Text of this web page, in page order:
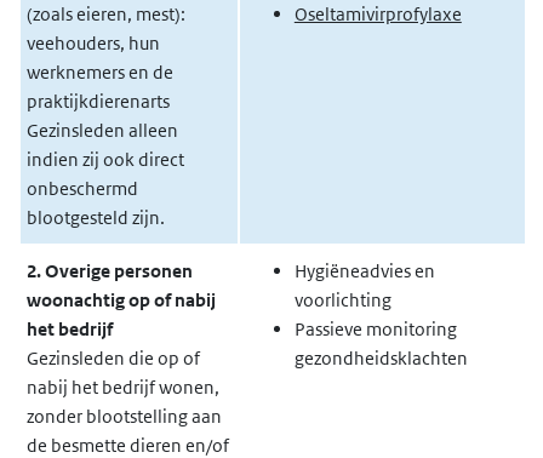
(zoals eieren, mest):
veehouders, hun
werknemers en de
praktijkdierenarts
Gezinsleden alleen
indien zij ook direct
onbeschermd
blootgesteld zijn.
Oseltamivirprofylaxe
2. Overige personen
woonachtig op of nabij
het bedrijf
Gezinsleden die op of
nabij het bedrijf wonen,
zonder blootstelling aan
de besmette dieren en/of
Hygiëneadvies en
voorlichting
Passieve monitoring
gezondheidsklachten